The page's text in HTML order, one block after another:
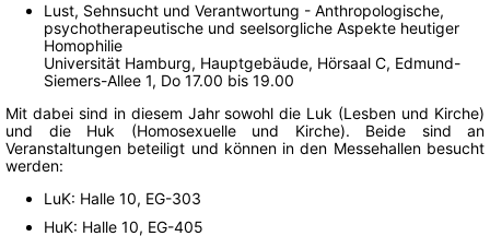
Lust, Sehnsucht und Verantwortung - Anthropologische,
psychotherapeutische und seelsorgliche Aspekte heutiger
Homophilie
Universität Hamburg, Hauptgebäude, Hörsaal C, Edmund-
Siemers-Allee 1, Do 17.00 bis 19.00
Mit dabei sind in diesem Jahr sowohl die Luk (Lesben und Kirche)
und die Huk (Homosexuelle und Kirche). Beide sind an
Veranstaltungen beteiligt und können in den Messehallen besucht
werden:
LuK: Halle 10, EG-303
HuK: Halle 10, EG-405